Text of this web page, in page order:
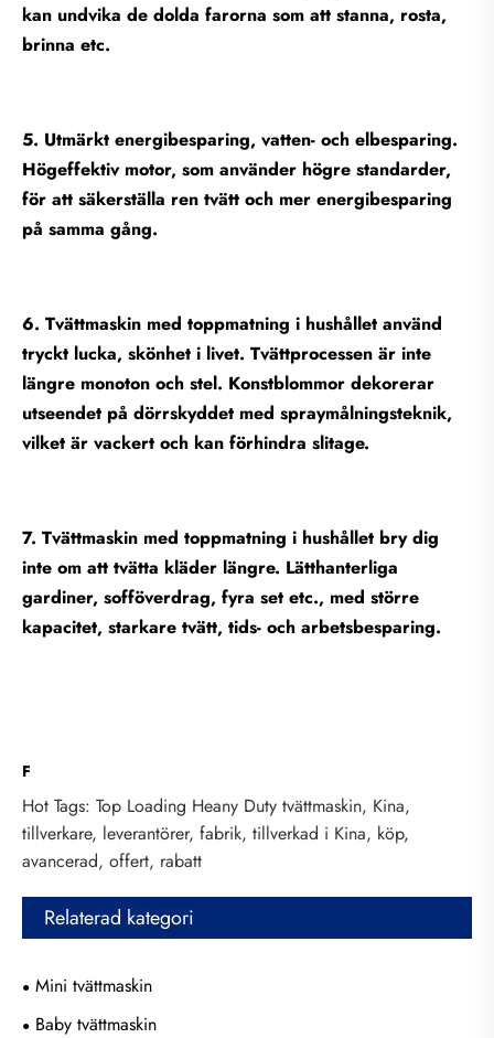
kan undvika de dolda farorna som att stanna, rosta,
brinna etc.
5. Utmärkt energibesparing, vatten- och elbesparing.
Högeffektiv motor, som använder högre standarder,
för att säkerställa ren tvätt och mer energibesparing
på samma gång.
6. Tvättmaskin med toppmatning i hushållet använd
tryckt lucka, skönhet i livet. Tvättprocessen är inte
längre monoton och stel. Konstblommor dekorerar
utseendet på dörrskyddet med spraymålningsteknik,
vilket är vackert och kan förhindra slitage.
7. Tvättmaskin med toppmatning i hushållet bry dig
inte om att tvätta kläder längre. Lätthanterliga
gardiner, sofföverdrag, fyra set etc., med större
kapacitet, starkare tvätt, tids- och arbetsbesparing.
F
Hot Tags: Top Loading Heany Duty tvättmaskin, Kina,
tillverkare, leverantörer, fabrik, tillverkad i Kina, köp,
avancerad, offert, rabatt
Relaterad kategori
Mini tvättmaskin
Baby tvättmaskin